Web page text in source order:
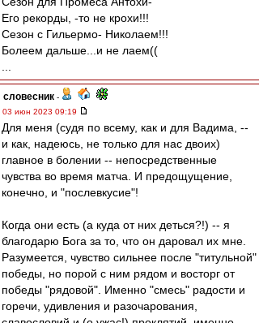
Его рекорды, -то не крохи!!!
Сезон с Гильермо- Николаем!!!
Болеем дальше...и не лаем((
словесник -
03 июн 2023 09:19
Для меня (судя по всему, как и для Вадима, --
и как, надеюсь, не только для нас двоих)
главное в болении -- непосредственные
чувства во время матча. И предощущение,
конечно, и "послевкусие"!
Когда они есть (а куда от них деться?!) -- я
благодарю Бога за то, что он даровал их мне.
Разумеется, чувство сильнее после "титульной"
победы, но порой с ним рядом и восторг от
победы "рядовой". Именно "смесь" радости и
горечи, удивления и разочарования,